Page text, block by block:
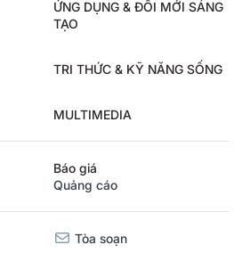
ỨNG DỤNG & ĐỔI MỚI SÁNG
TẠO
TRI THỨC & KỸ NĂNG SỐNG
MULTIMEDIA
Báo giá
Quảng cáo
Tòa soạn